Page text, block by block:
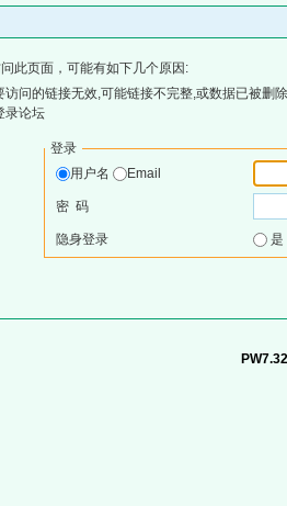
此页面，可能有如下几个原因:
问的链接无效,可能链接不完整,或数据已被删
录论坛
登录
用户名
Email
密 码
隐身登录